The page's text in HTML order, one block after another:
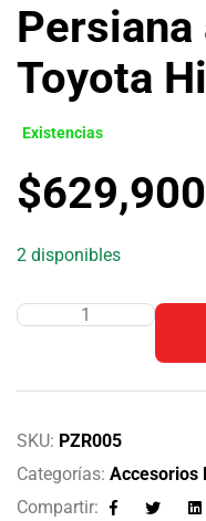
Toyota
Existencias
$629,900
2 disponibles
SKU: PZR005
Categorías: Accesorios
Compartir: